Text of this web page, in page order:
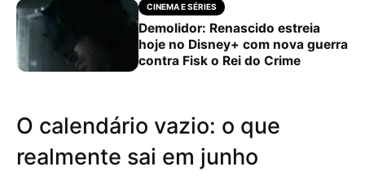
CINEMA E SÉRIES
Demolidor: Renascido estreia
hoje no Disney+ com nova guerra
contra Fisk o Rei do Crime
O calendário vazio: o que
realmente sai em junho